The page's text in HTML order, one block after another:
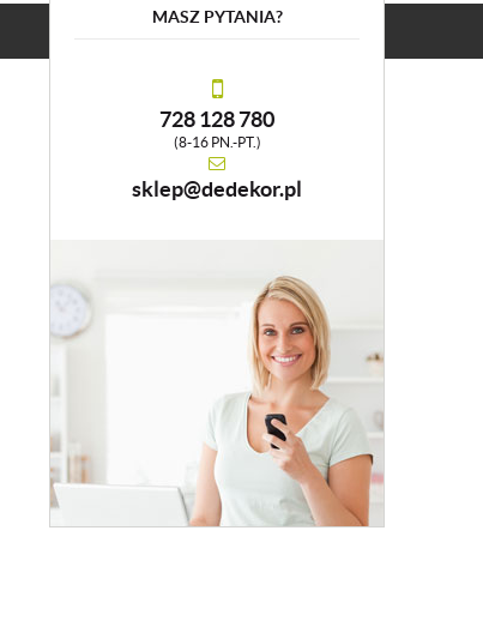
MASZ PYTANIA?
728 128 780
(8-16 PN.-PT.)
sklep@dedekor.pl